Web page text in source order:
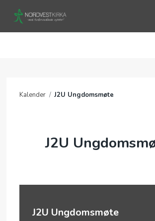
KURS
TALER
Kalender / J2U Ungdomsmøte
J2U
J2U Ungdomsmøte